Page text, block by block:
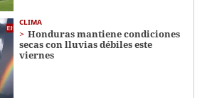
CLIMA
Honduras mantiene condiciones
secas con lluvias débiles este
viernes